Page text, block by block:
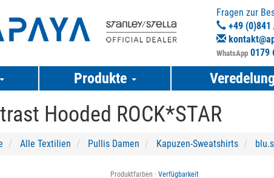
Fragen zur
+49 (0)841
WhatsApp 0179
Produkte Veredelung
Hooded ROCK*STAR
Alle Textilien Pullis Damen Kapuzen-Sweatshirts blu.s
Produktfarben ·Verfügbarkeit